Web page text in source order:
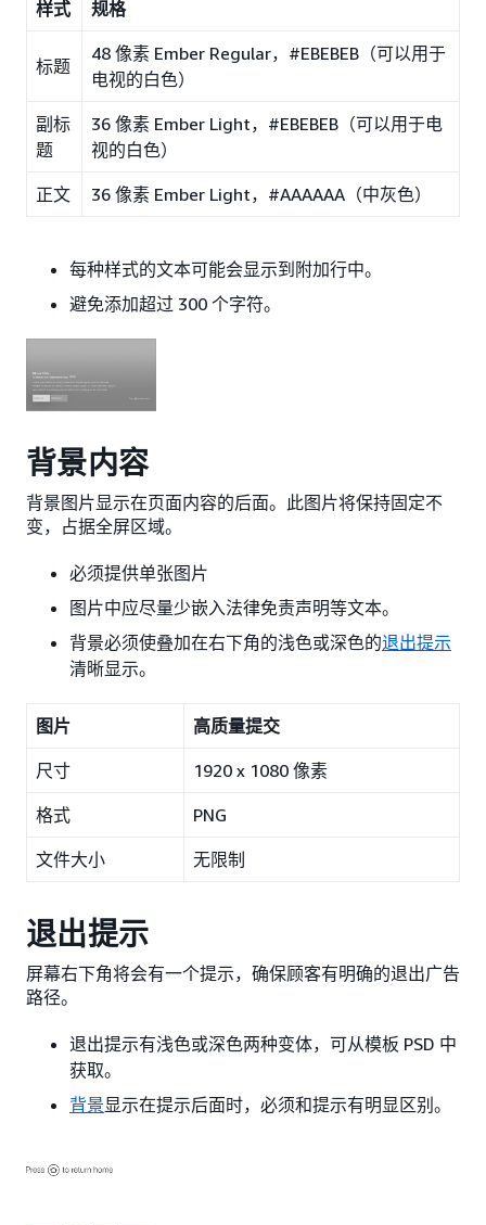
样式 规格
标题
48 像素 Ember Regular，#EBEBEB（可以用于
电视的白色）
副标
题
36 像素 Ember Light，#EBEBEB（可以用于电
视的白色）
正文 36 像素 Ember Light，#AAAAAA（中灰色）
每种样式的文本可能会显示到附加行中。
避免添加超过 300 个字符。
背景内容
背景图片显示在页面内容的后面。此图片将保持固定不
变，占据全屏区域。
必须提供单张图片
图片中应尽量少嵌入法律免责声明等文本。
背景必须使叠加在右下角的浅色或深色的退出提示
清晰显示。
图片 高质量提交
尺寸 1920 x 1080 像素
格式 PNG
文件大小 无限制
退出提示
屏幕右下角将会有一个提示，确保顾客有明确的退出广告
路径。
退出提示有浅色或深色两种变体，可从模板 PSD 中
获取。
背景显示在提示后面时，必须和提示有明显区别。